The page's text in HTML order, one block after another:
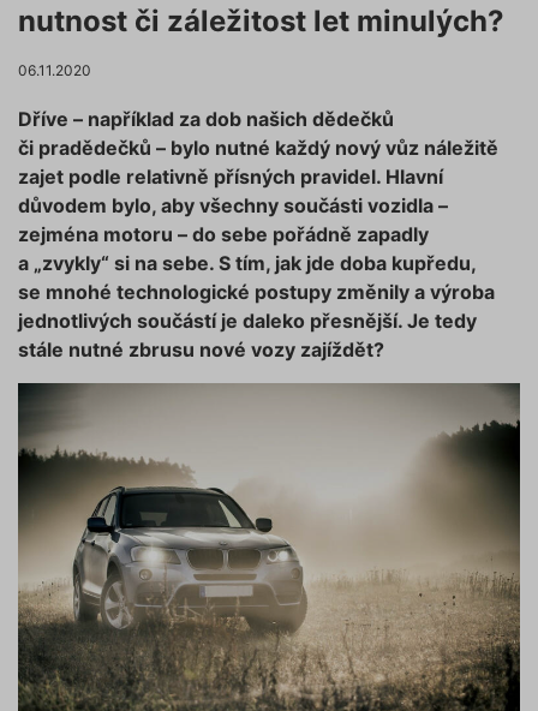
nutnost či záležitost let minulých?
06.11.2020
Dříve – například za dob našich dědečků
či pradědečků – bylo nutné každý nový vůz náležitě
zajet podle relativně přísných pravidel. Hlavní
důvodem bylo, aby všechny součásti vozidla –
zejména motoru – do sebe pořádně zapadly
a „zvykly“ si na sebe. S tím, jak jde doba kupředu,
se mnohé technologické postupy změnily a výroba
jednotlivých součástí je daleko přesnější. Je tedy
stále nutné zbrusu nové vozy zajíždět?